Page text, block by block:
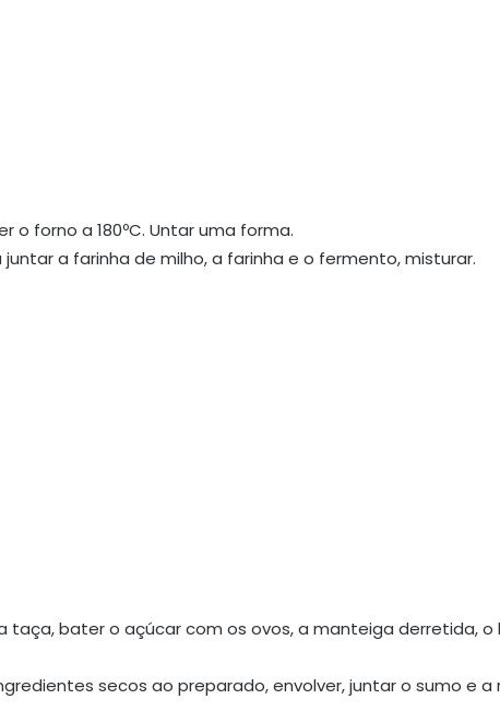
o forno a 180ºC. Untar uma forma.
a farinha de milho, a farinha e o fermento, misturar.
taça, bater o açúcar com os ovos, a manteiga derretida, o
secos ao preparado, envolver, juntar o sumo e a